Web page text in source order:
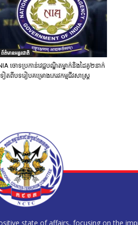
ព័ត៌មានអន្តរជាតិ
ចោទប្រកាន់វេជ្ជបណ្ឌិតម្នាក់និងដៃគូ២នាក់
ៀតពីបទរៀបគម្រោងភេរវកម្មជីវសាស្ត្រ
state of affairs, focusing on the